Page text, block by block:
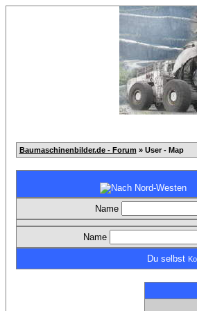
Baumaschinenbilder.de - Forum » User - Map
Name
Name
Du selbst